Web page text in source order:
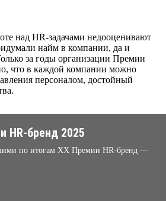
над HR-задачами недооценивают
найм в компании, да и
за годы организации Премии
что в каждой компании можно
персоналом, достойный
HR-бренд 2025
по итогам XX Премии HR-бренд —